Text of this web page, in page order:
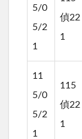
5/0
5/2
1
偵22
1
11
5/0
5/2
1
115
偵22
1